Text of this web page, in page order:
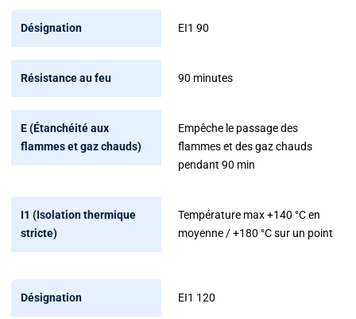
EI1 90
90 minutes
Empêche le passage des
flammes et des gaz chauds
pendant 90 min
Température max +140 °C en
moyenne / +180 °C sur un point
EI1 120